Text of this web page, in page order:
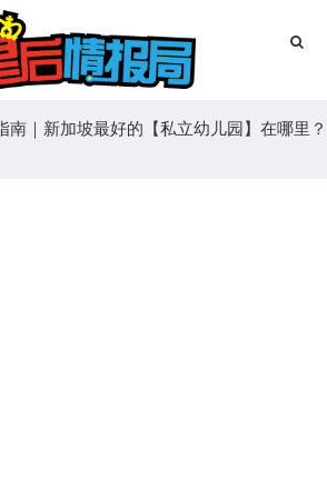
南｜新加坡最好的【私立幼儿园】在哪里？